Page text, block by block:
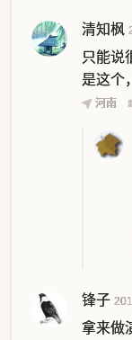
清知枫
只能说
是这个
河南
锋子
拿来做